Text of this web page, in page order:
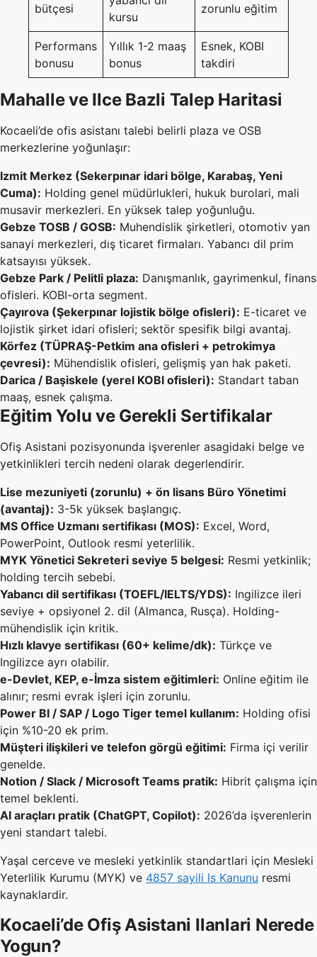
bütçesi
kursu
zorunlu eğitim
Performans
bonusu
Yıllık 1-2 maaş
bonus
Esnek, KOBI
takdiri
Mahalle ve Ilce Bazli Talep Haritasi
Kocaeli’de ofis asistanı talebi belirli plaza ve OSB
merkezlerine yoğunlaşır:
Izmit Merkez (Sekerpınar idari bölge, Karabaş, Yeni
Cuma): Holding genel müdürlukleri, hukuk burolari, mali
musavir merkezleri. En yüksek talep yoğunluğu.
Gebze TOSB / GOSB: Muhendislik şirketleri, otomotiv yan
sanayi merkezleri, dış ticaret firmaları. Yabancı dil prim
katsayısı yüksek.
Gebze Park / Pelitli plaza: Danışmanlık, gayrimenkul, finans
ofisleri. KOBI-orta segment.
Çayırova (Şekerpınar lojistik bölge ofisleri): E-ticaret ve
lojistik şirket idari ofisleri; sektör spesifik bilgi avantaj.
Körfez (TÜPRAŞ-Petkim ana ofisleri + petrokimya
çevresi): Mühendislik ofisleri, gelişmiş yan hak paketi.
Darica / Başiskele (yerel KOBI ofisleri): Standart taban
maaş, esnek çalışma.
Eğitim Yolu ve Gerekli Sertifikalar
Ofiş Asistani pozisyonunda işverenler asagidaki belge ve
yetkinlikleri tercih nedeni olarak degerlendirir.
Lise mezuniyeti (zorunlu) + ön lisans Büro Yönetimi
(avantaj): 3-5k yüksek başlangıç.
MS Office Uzmanı sertifikası (MOS): Excel, Word,
PowerPoint, Outlook resmi yeterlilik.
MYK Yönetici Sekreteri seviye 5 belgesi: Resmi yetkinlik;
holding tercih sebebi.
Yabancı dil sertifikası (TOEFL/IELTS/YDS): Ingilizce ileri
seviye + opsiyonel 2. dil (Almanca, Rusça). Holding-
mühendislik için kritik.
Hızlı klavye sertifikası (60+ kelime/dk): Türkçe ve
Ingilizce ayrı olabilir.
e-Devlet, KEP, e-İmza sistem eğitimleri: Online eğitim ile
alınır; resmi evrak işleri için zorunlu.
Power BI / SAP / Logo Tiger temel kullanım: Holding ofisi
için %10-20 ek prim.
Müşteri ilişkileri ve telefon görgü eğitimi: Firma içi verilir
genelde.
Notion / Slack / Microsoft Teams pratik: Hibrit çalışma için
temel beklenti.
AI araçları pratik (ChatGPT, Copilot): 2026’da işverenlerin
yeni standart talebi.
Yaşal cerceve ve mesleki yetkinlik standartlari için Mesleki
Yeterlilik Kurumu (MYK) ve 4857 sayili Is Kanunu resmi
kaynaklardir.
Kocaeli’de Ofiş Asistani Ilanlari Nerede
Yogun?